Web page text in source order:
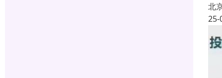
北
25-